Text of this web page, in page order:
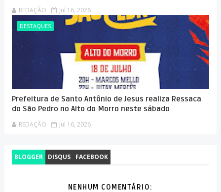
REDAÇÃO Jul 16, 2026
DESTAQUES
Prefeitura de Santo Antônio de Jesus realiza Ressaca
do São Pedro no Alto do Morro neste sábado
REDAÇÃO Jul 16, 2026
BLOGGER DISQUS FACEBOOK
NENHUM COMENTÁRIO: